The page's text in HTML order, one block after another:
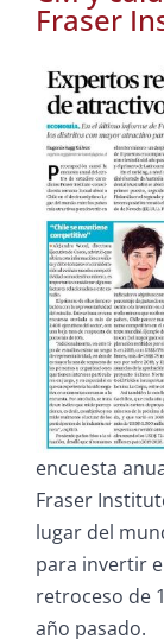
Fraser
encuesta
Fraser
lugar del
para invertir
retroceso de
año pasado.